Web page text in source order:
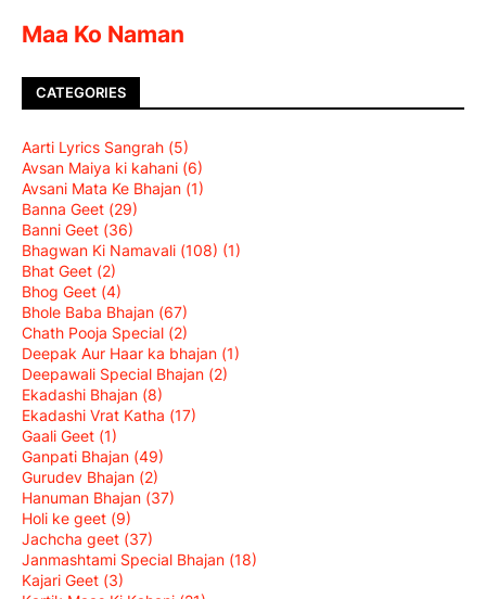
Maa Ko Naman
CATEGORIES
Aarti Lyrics Sangrah (5)
Avsan Maiya ki kahani (6)
Avsani Mata Ke Bhajan (1)
Banna Geet (29)
Banni Geet (36)
Bhagwan Ki Namavali (108) (1)
Bhat Geet (2)
Bhog Geet (4)
Bhole Baba Bhajan (67)
Chath Pooja Special (2)
Deepak Aur Haar ka bhajan (1)
Deepawali Special Bhajan (2)
Ekadashi Bhajan (8)
Ekadashi Vrat Katha (17)
Gaali Geet (1)
Ganpati Bhajan (49)
Gurudev Bhajan (2)
Hanuman Bhajan (37)
Holi ke geet (9)
Jachcha geet (37)
Janmashtami Special Bhajan (18)
Kajari Geet (3)